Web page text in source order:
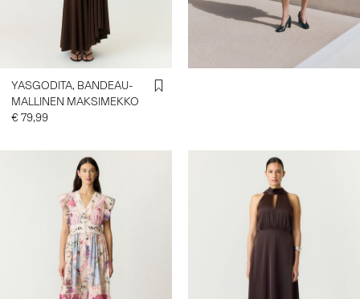
YASGODITA, BANDEAU-
MALLINEN MAKSIMEKKO
€ 79,99